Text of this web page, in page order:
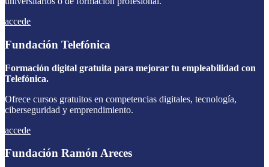
accede
Fundación Telefónica
Formación digital gratuita para mejorar tu empleabilidad con
Telefónica.
Ofrece cursos gratuitos en competencias digitales, tecnología,
ciberseguridad y emprendimiento.
accede
Fundación Ramón Areces